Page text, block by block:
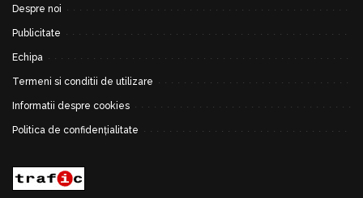
Despre noi
Publicitate
Echipa
Termeni si conditii de utilizare
Informatii despre cookies
Politica de confidențialitate